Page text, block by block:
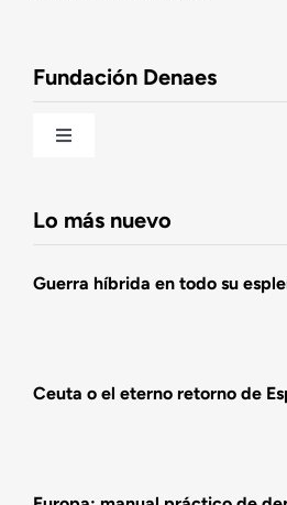
Fundación Denaes
Toggle
Lo más nuevo
Guerra híbrida en todo su
Ceuta o el eterno retorno de